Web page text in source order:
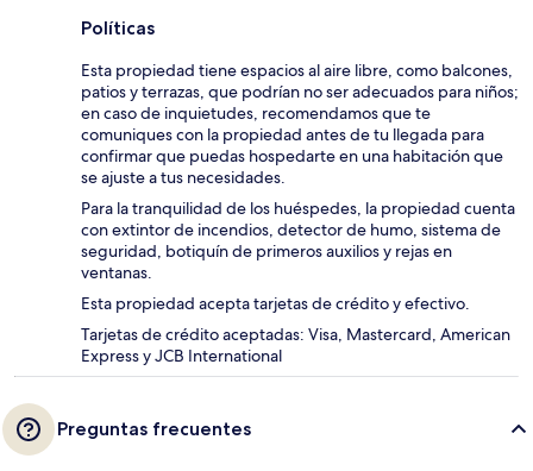
Políticas
Esta propiedad tiene espacios al aire libre, como balcones,
patios y terrazas, que podrían no ser adecuados para niños;
en caso de inquietudes, recomendamos que te
comuniques con la propiedad antes de tu llegada para
confirmar que puedas hospedarte en una habitación que
se ajuste a tus necesidades.
Para la tranquilidad de los huéspedes, la propiedad cuenta
con extintor de incendios, detector de humo, sistema de
seguridad, botiquín de primeros auxilios y rejas en
ventanas.
Esta propiedad acepta tarjetas de crédito y efectivo.
Tarjetas de crédito aceptadas: Visa, Mastercard, American
Express y JCB International
Preguntas frecuentes